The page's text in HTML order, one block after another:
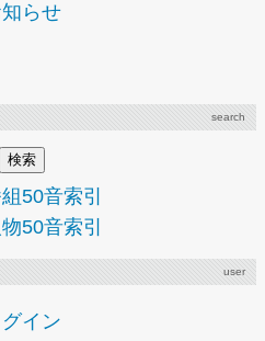
らせ
search
50音索引
50音索引
user
グイン